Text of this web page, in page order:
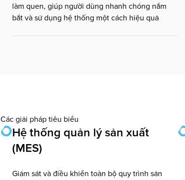
làm quen, giúp người dùng nhanh chóng nắm
bắt và sử dụng hệ thống một cách hiệu quả
Các giải pháp tiêu biểu
Hệ thống quản lý sản xuất
(MES)
Giám sát và điều khiển toàn bộ quy trình sản